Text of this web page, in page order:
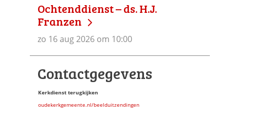
Ochtenddienst – ds. H.J.
Franzen
zo 16 aug 2026 om 10:00
Contactgegevens
Kerkdienst terugkijken
oudekerkgemeente.nl/beelduitzendingen